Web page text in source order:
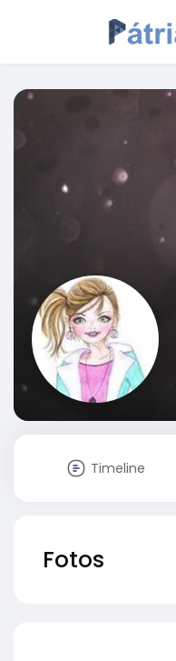
Timeline
Fotos